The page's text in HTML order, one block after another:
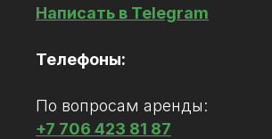
Написать в Telegram
Телефоны:
По вопросам аренды:
+7 706 423 81 87